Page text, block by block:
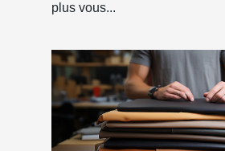
plus vous...